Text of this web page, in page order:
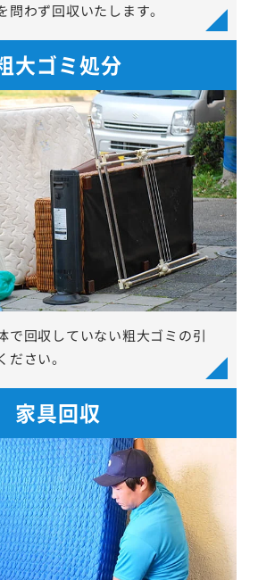
問わず回収いたします。
大ゴミ処分
で回収していない粗大ゴミの引
ださい。
家具回収